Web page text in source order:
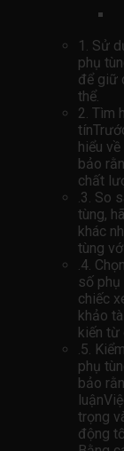
1. Sử
phụ
để giữ
thể.
2. Tìm
hiểu
bảo
chất
.3. So
tùng,
khác
tùng
.4.
số phụ
chiếc
khảo
kiến ​​từ
.5.
phụ
bảo
trọng
động